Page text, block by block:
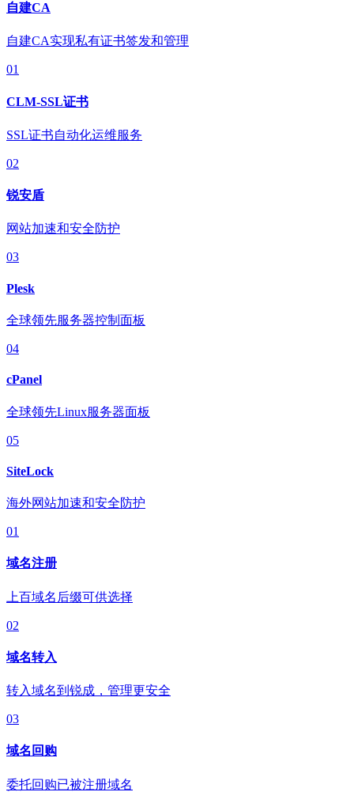
自建CA
自建CA实现私有证书签发和管理
01
CLM-SSL证书
SSL证书自动化运维服务
02
锐安盾
网站加速和安全防护
03
Plesk
全球领先服务器控制面板
04
cPanel
全球领先Linux服务器面板
05
SiteLock
海外网站加速和安全防护
01
域名注册
上百域名后缀可供选择
02
域名转入
转入域名到锐成，管理更安全
03
域名回购
委托回购已被注册域名